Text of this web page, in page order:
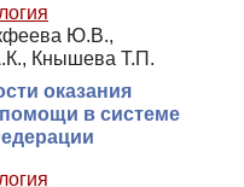
Ю.В.,
Кнышева Т.П.
оказания
помощи в системе